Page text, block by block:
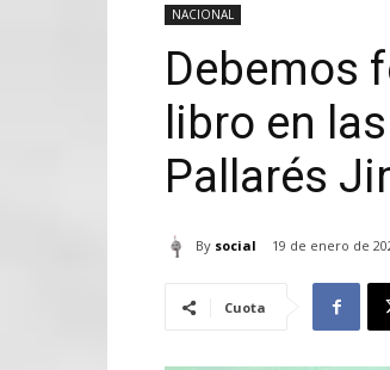
NACIONAL
Debemos
libro en
Pallarés
By social 19 de enero de
Cuota